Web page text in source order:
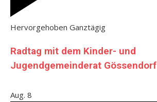
Hervorgehoben Ganztägig
Radtag mit dem Kinder- und
Jugendgemeinderat Gössendorf
Aug. 8